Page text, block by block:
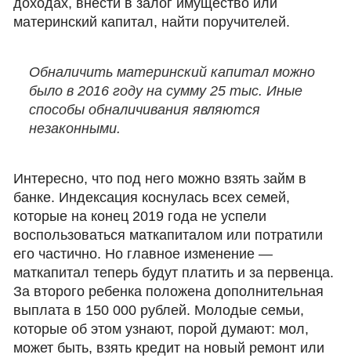
доходах, внести в залог имущество или
материнский капитал, найти поручителей.
Обналичить материнский капитал можно
было в 2016 году на сумму 25 тыс. Иные
способы обналичивания являются
незаконными.
Интересно, что под него можно взять займ в
банке. Индексация коснулась всех семей,
которые на конец 2019 года не успели
воспользоваться маткапиталом или потратили
его частично. Но главное изменение —
маткапитал теперь будут платить и за первенца.
За второго ребенка положена дополнительная
выплата в 150 000 рублей. Молодые семьи,
которые об этом узнают, порой думают: мол,
может быть, взять кредит на новый ремонт или